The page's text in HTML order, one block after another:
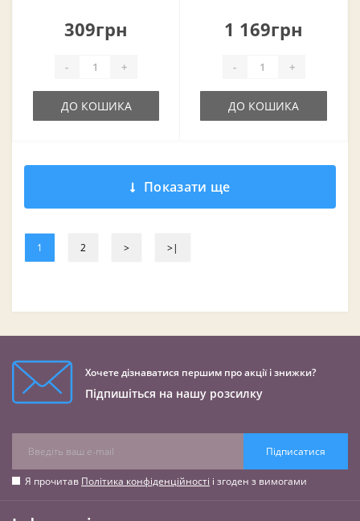
309грн
- +
ДО КОШИКА
1 169грн
- +
ДО КОШИКА
Показати ще
1 2 > >|
Хочете дізнаватися першим про акції і знижки?
Підпишіться на нашу розсилку
Підписатися
Я прочитав Політика конфіденційності і згоден з вимогами